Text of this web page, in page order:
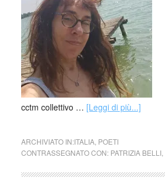
cctm collettivo … [Leggi di più...]
ARCHIVIATO IN:ITALIA, POETI
CONTRASSEGNATO CON: PATRIZIA BELLI,